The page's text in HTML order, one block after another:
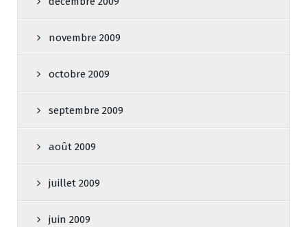
novembre 2009
octobre 2009
septembre 2009
août 2009
juillet 2009
juin 2009